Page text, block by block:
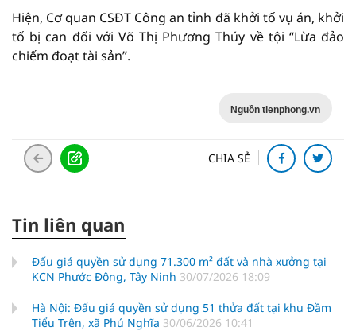
Hiện, Cơ quan CSĐT Công an tỉnh đã khởi tố vụ án, khởi
tố bị can đối với Võ Thị Phương Thúy về tội “Lừa đảo
chiếm đoạt tài sản”.
Nguồn tienphong.vn
CHIA SẺ
Tin liên quan
Đấu giá quyền sử dụng 71.300 m² đất và nhà xưởng tại
KCN Phước Đông, Tây Ninh 30/07/2026 18:09
Hà Nội: Đấu giá quyền sử dụng 51 thửa đất tại khu Đầm
Tiểu Trên, xã Phú Nghĩa 30/06/2026 10:41